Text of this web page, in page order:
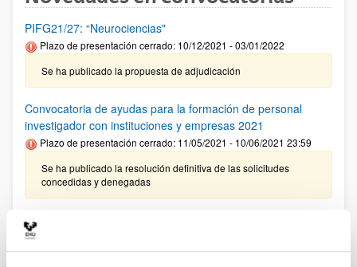
PIFG21/27: “Neurociencias"
Plazo de presentación cerrado: 10/12/2021 - 03/01/2022
Se ha publicado la propuesta de adjudicación
Convocatoria de ayudas para la formación de personal
investigador con instituciones y empresas 2021
Plazo de presentación cerrado: 11/05/2021 - 10/06/2021 23:59
Se ha publicado la resolución definitiva de las solicitudes
concedidas y denegadas
Ayudas postdoctorales Ramón y Cajal 2021